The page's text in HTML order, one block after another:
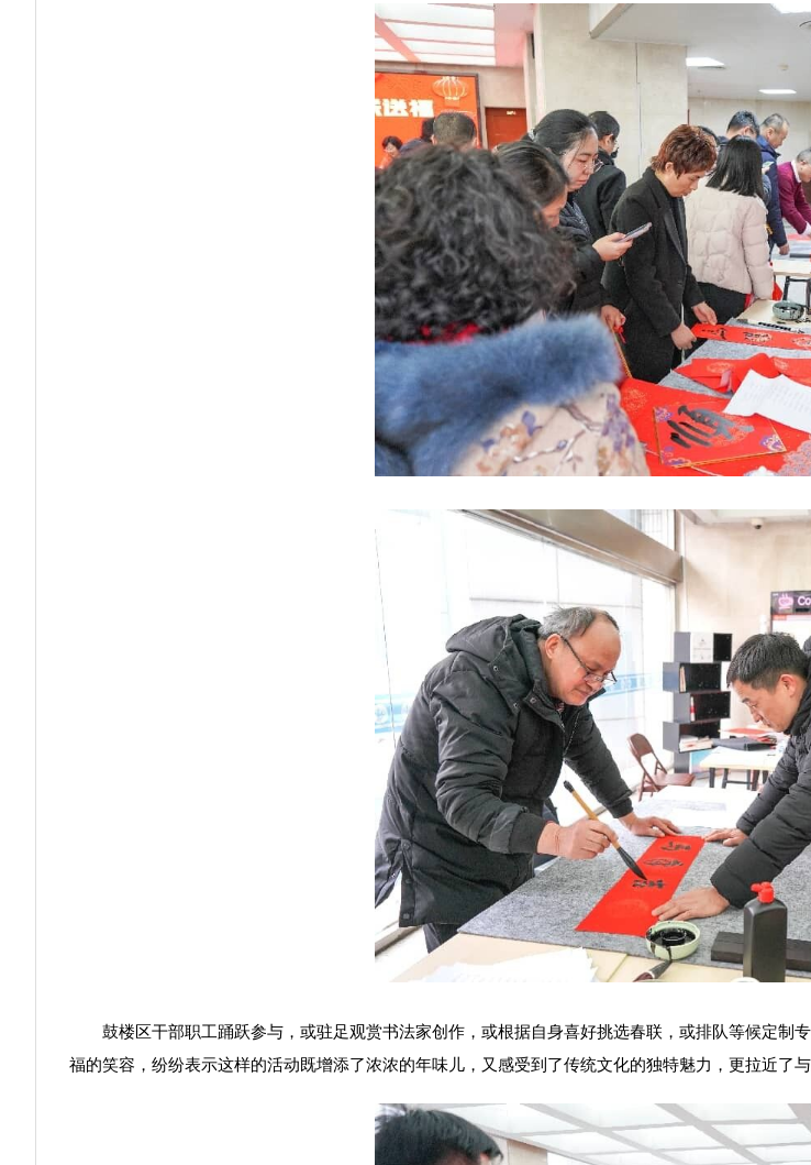
鼓楼区干部职工踊跃参与，或驻足观赏书法家创作，或根据自身喜好挑选春联，或排队等候定制
福的笑容，纷纷表示这样的活动既增添了浓浓的年味儿，又感受到了传统文化的独特魅力，更拉近了